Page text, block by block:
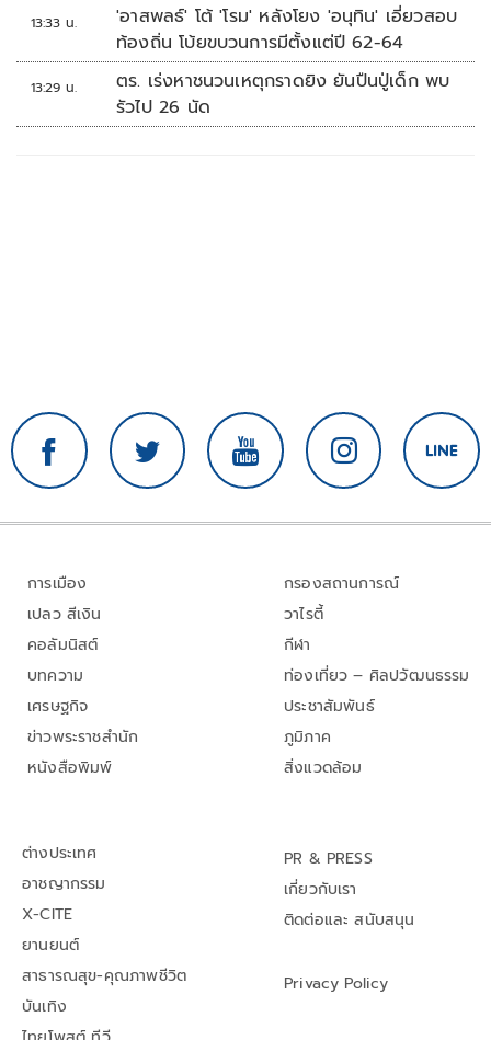
13:33 น.
'อาสพลธ์' โต้ 'โรม' หลังโยง 'อนุทิน' เอี่ยวสอบ
ท้องถิ่น โบ้ยขบวนการมีตั้งแต่ปี 62-64
13:29 น.
ตร. เร่งหาชนวนเหตุกราดยิง ยันปืนปู่เด็ก พบ
รัวไป 26 นัด
การเมือง
เปลว สีเงิน
คอลัมนิสต์
บทความ
เศรษฐกิจ
ข่าวพระราชสำนัก
หนังสือพิมพ์
กรองสถานการณ์
วาไรตี้
กีฬา
ท่องเที่ยว – ศิลปวัฒนธรรม
ประชาสัมพันธ์
ภูมิภาค
สิ่งแวดล้อม
ต่างประเทศ
อาชญากรรม
X-CITE
ยานยนต์
สาธารณสุข-คุณภาพชีวิต
บันเทิง
PR & PRESS
เกี่ยวกับเรา
ติดต่อและ สนับสนุน
Privacy Policy